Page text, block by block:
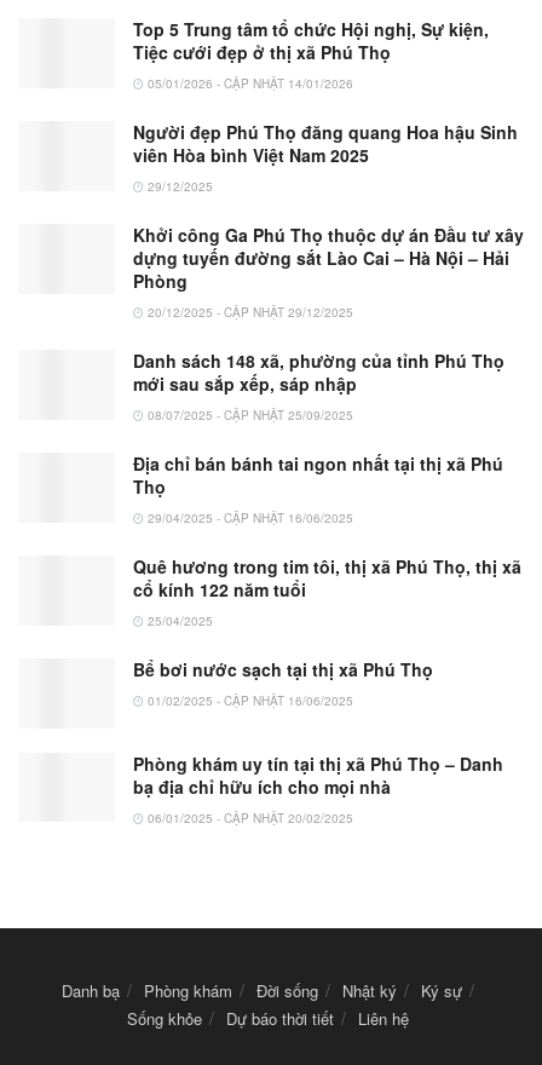
Top 5 Trung tâm tổ chức Hội nghị, Sự kiện,
Tiệc cưới đẹp ở thị xã Phú Thọ
05/01/2026 - CẬP NHẬT 14/01/2026
Người đẹp Phú Thọ đăng quang Hoa hậu Sinh
viên Hòa bình Việt Nam 2025
29/12/2025
Khởi công Ga Phú Thọ thuộc dự án Đầu tư xây
dựng tuyến đường sắt Lào Cai – Hà Nội – Hải
Phòng
20/12/2025 - CẬP NHẬT 29/12/2025
Danh sách 148 xã, phường của tỉnh Phú Thọ
mới sau sắp xếp, sáp nhập
08/07/2025 - CẬP NHẬT 25/09/2025
Địa chỉ bán bánh tai ngon nhất tại thị xã Phú
Thọ
29/04/2025 - CẬP NHẬT 16/06/2025
Quê hương trong tim tôi, thị xã Phú Thọ, thị xã
cổ kính 122 năm tuổi
25/04/2025
Bể bơi nước sạch tại thị xã Phú Thọ
01/02/2025 - CẬP NHẬT 16/06/2025
Phòng khám uy tín tại thị xã Phú Thọ – Danh
bạ địa chỉ hữu ích cho mọi nhà
06/01/2025 - CẬP NHẬT 20/02/2025
Danh bạ Phòng khám Đời sống Nhật ký
Ký sự
Sống khỏe
Dự báo thời tiết Liên hệ